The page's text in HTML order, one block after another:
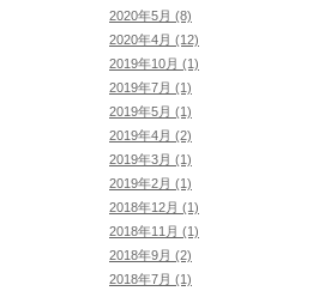
2020年5月 (8)
2020年4月 (12)
2019年10月 (1)
2019年7月 (1)
2019年5月 (1)
2019年4月 (2)
2019年3月 (1)
2019年2月 (1)
2018年12月 (1)
2018年11月 (1)
2018年9月 (2)
2018年7月 (1)